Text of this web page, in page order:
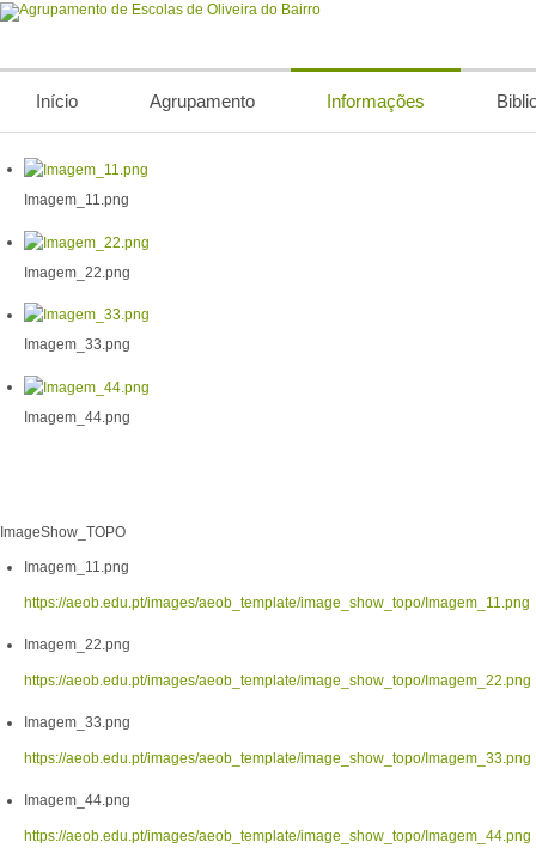
Início Agrupamento Informações
Imagem_11.png
Imagem_22.png
Imagem_33.png
Imagem_44.png
ImageShow_TOPO
Imagem_11.png
https://aeob.edu.pt/images/aeob_template/image_show_topo/Imagem_11.png
Imagem_22.png
https://aeob.edu.pt/images/aeob_template/image_show_topo/Imagem_22.png
Imagem_33.png
https://aeob.edu.pt/images/aeob_template/image_show_topo/Imagem_33.png
Imagem_44.png
https://aeob.edu.pt/images/aeob_template/image_show_topo/Imagem_44.png